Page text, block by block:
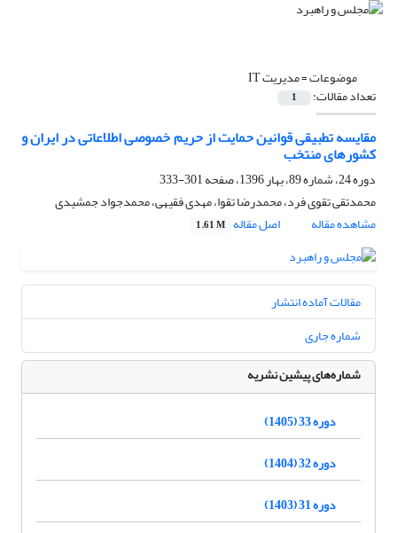
موضوعات =مدیریت IT
تعداد مقالات: 1
مقایسه‌ تطبیقی قوانین حمایت از حریم خصوصی اطلاعاتی در ایران و
کشورهای منتخب
دوره 24، شماره 89، بهار 1396، صفحه
301-333
محمدتقی تقوی فرد، محمدرضا تقوا، مهدی فقیهی، محمدجواد جمشیدی
مشاهده مقاله
اصل مقاله 1.61 M
مقالات آماده انتشار
شماره جاری
شماره‌های پیشین نشریه
دوره 33 (1405)
دوره 32 (1404)
دوره 31 (1403)